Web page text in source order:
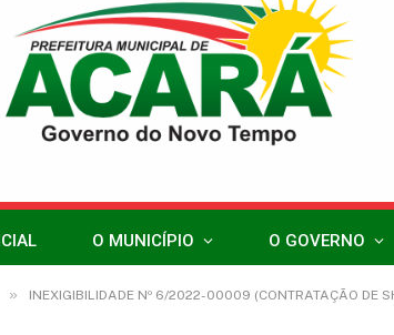
O MUNICÍPIO O GOVERNO
» INEXIGIBILIDADE Nº 6/2022-00009 (CONTRATAÇÃO DE SHOW